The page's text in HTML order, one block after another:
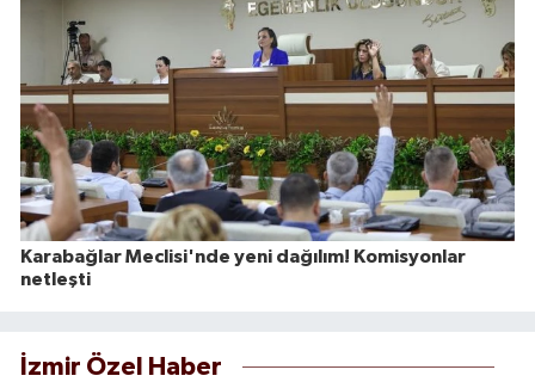
Karabağlar Meclisi'nde yeni dağılım! Komisyonlar
netleşti
İzmir Özel Haber